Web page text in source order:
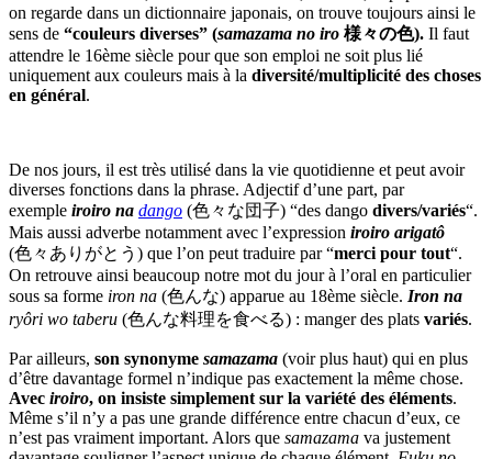
on regarde dans un dictionnaire japonais, on trouve toujours ainsi le
sens de “couleurs diverses” (samazama no iro 様々の色). Il faut
attendre le 16ème siècle pour que son emploi ne soit plus lié
uniquement aux couleurs mais à la diversité/multiplicité des choses
en général.
De nos jours, il est très utilisé dans la vie quotidienne et peut avoir
diverses fonctions dans la phrase. Adjectif d’une part, par
exemple iroiro na dango (色々な団子) “des dango divers/variés“.
Mais aussi adverbe notamment avec l’expression iroiro arigatô
(色々ありがとう) que l’on peut traduire par “merci pour tout“.
On retrouve ainsi beaucoup notre mot du jour à l’oral en particulier
sous sa forme iron na (色んな) apparue au 18ème siècle. Iron na
ryôri wo taberu (色んな料理を食べる) : manger des plats variés.
Par ailleurs, son synonyme samazama (voir plus haut) qui en plus
d’être davantage formel n’indique pas exactement la même chose.
Avec iroiro, on insiste simplement sur la variété des éléments.
Même s’il n’y a pas une grande différence entre chacun d’eux, ce
n’est pas vraiment important. Alors que samazama va justement